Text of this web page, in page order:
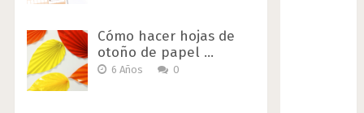
Cómo hacer hojas de
otoño de papel …
6 Años 0